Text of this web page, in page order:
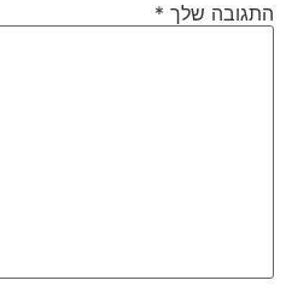
התגובה שלך *